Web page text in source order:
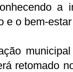
a
e o bem-
retomado